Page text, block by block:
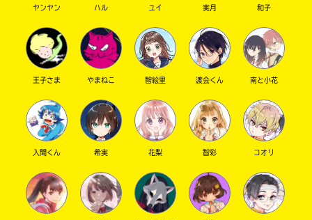
キーワードから探す
オフィシャルアカウント
ヤンヤン ハル ユイ 実月 和子
王子さま やまねこ 智絵里 渡会くん 南と小花
入間くん 希実 花梨 智彩 コオリ